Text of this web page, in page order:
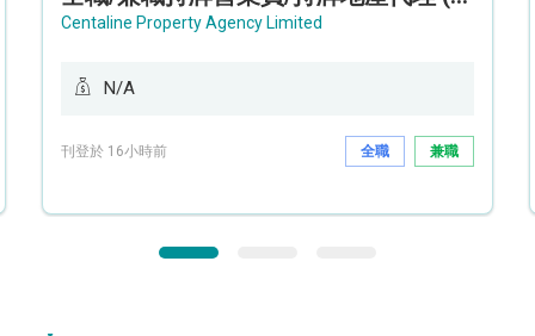
Centaline Property Agency Limited
N/A
刊登於 16小時前 全職 兼職